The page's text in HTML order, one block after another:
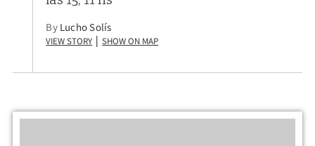
By Lucho Solís
View Story | Show on Map